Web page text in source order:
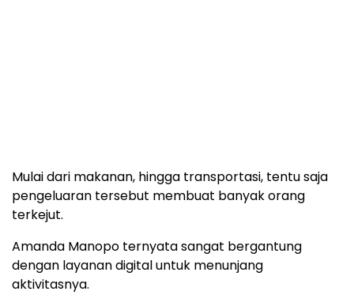
Mulai dari makanan, hingga transportasi, tentu saja
pengeluaran tersebut membuat banyak orang
terkejut.
Amanda Manopo ternyata sangat bergantung
dengan layanan digital untuk menunjang
aktivitasnya.